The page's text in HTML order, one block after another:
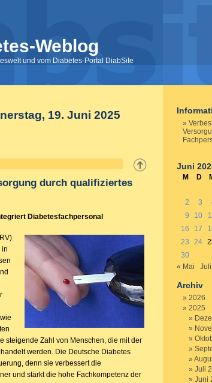
Weblog
und vom Diabetes-Portal DiabSite
19. Juni 2025
durch qualifiziertes
Diabetesfachpersonal
in
steigende Zahl von Menschen, die mit der
werden. Die Deutsche Diabetes
denn sie verbessert die
und stärkt die hohe Fachkompetenz der
Juni
M D
2
3
9
10
16
17
23
24
30
« Mai
Archiv
2026
2025
Juli
Juni